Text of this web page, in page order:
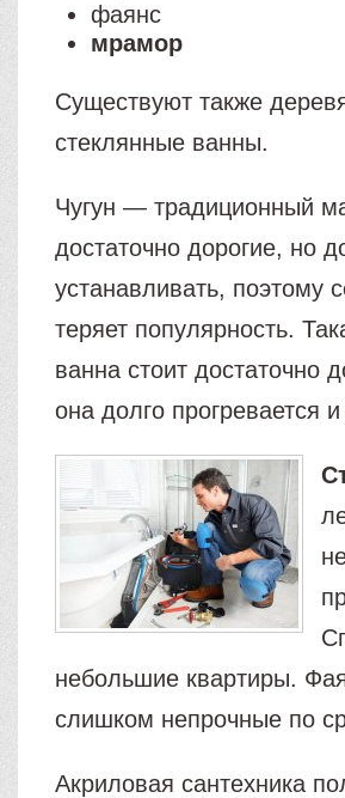
фаянс
мрамор
Существуют также
стеклянные ванны.
Чугун — традиционный
достаточно дорогие, но
устанавливать, поэтому
теряет популярность.
ванна стоит достаточно
она долго прогревается
небольшие квартиры.
слишком непрочные по
Акриловая сантехника